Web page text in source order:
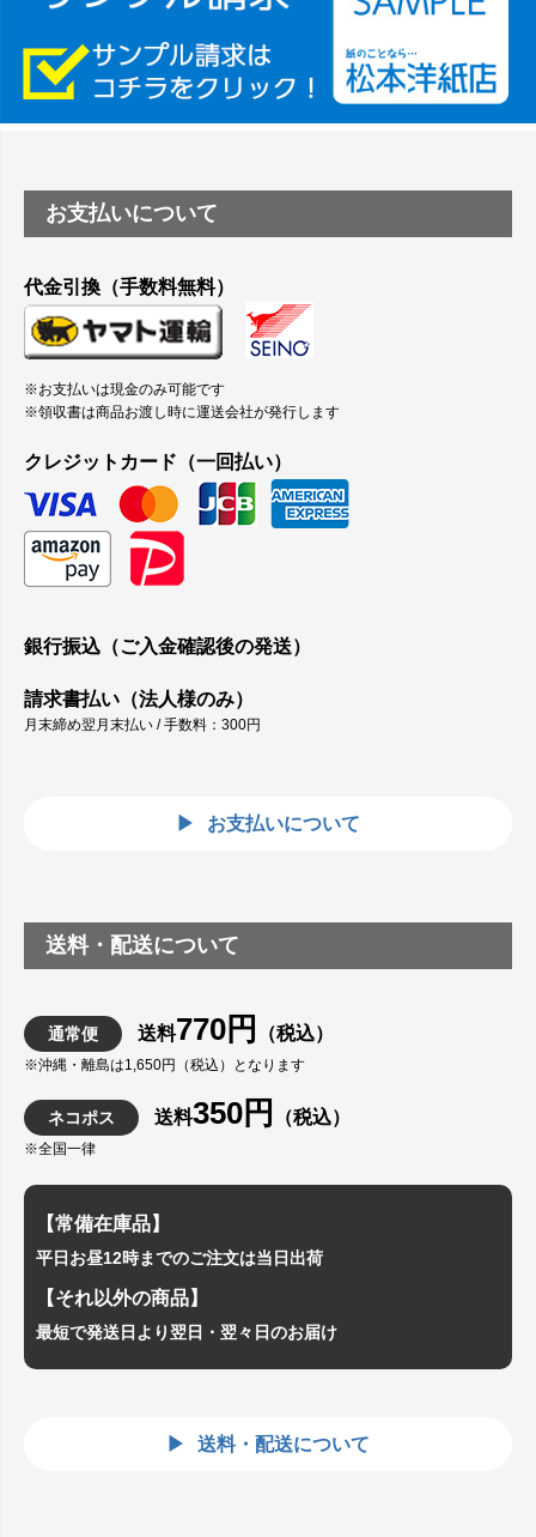
つや消し半透明ラベルのロールタイプはありますか？
縦420mm×横650mmの包装紙に適した紙はありますか？
お支払いについて
代金引換（手数料無料）
※お支払いは現金のみ可能です
※領収書は商品お渡し時に運送会社が発行します
クレジットカード（一回払い）
銀行振込（ご入金確認後の発送）
請求書払い（法人様のみ）
月末締め翌月末払い / 手数料：300円
お支払いについて
送料・配送について
通常便 送料770円 （税込）
※沖縄・離島は1,650円（税込）となります
ネコポス 送料350円 （税込）
※全国一律
【常備在庫品】
平日お昼12時までのご注文は当日出荷
【それ以外の商品】
最短で発送日より翌日・翌々日のお届け
送料・配送について